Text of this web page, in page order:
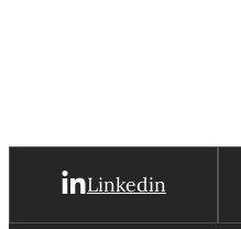
Linkedin